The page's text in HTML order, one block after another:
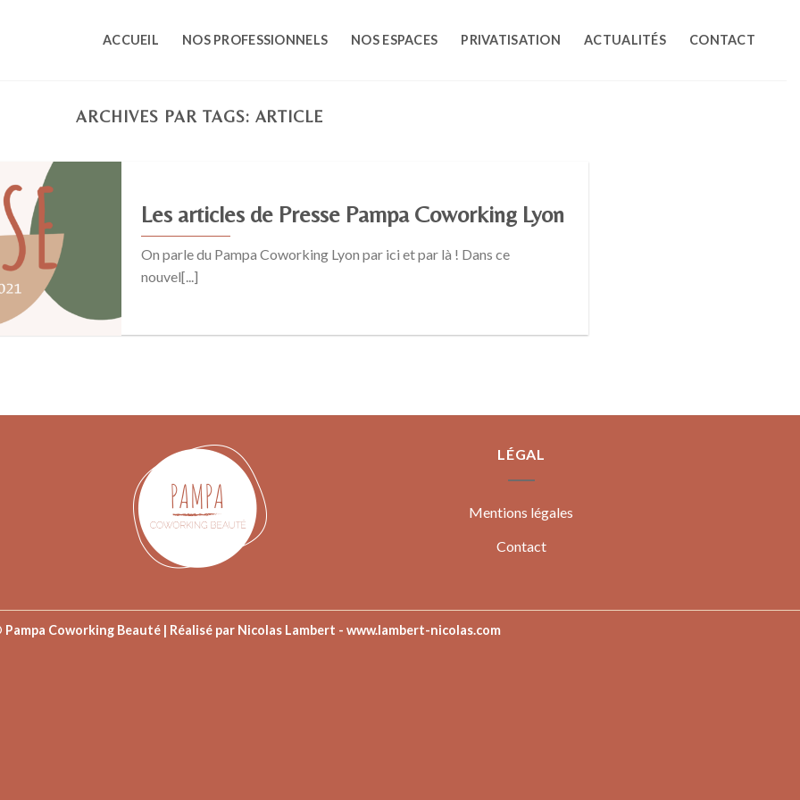
ACCUEIL NOS PROFESSIONNELS NOS ESPACES PRIVATISATION ACTUALITÉS CONTACT
ARCHIVES PAR TAGS: ARTICLE
Les articles de Presse Pampa Coworking Lyon
On parle du Pampa Coworking Lyon par ici et par là ! Dans ce
nouvel[...]
LÉGAL
Mentions légales
Contact
Pampa Coworking Beauté | Réalisé par Nicolas Lambert - www.lambert-nicolas.com